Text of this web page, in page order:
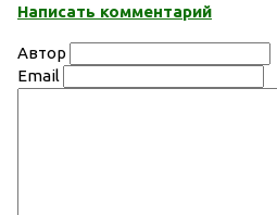
Написать комментарий
Автор
Email